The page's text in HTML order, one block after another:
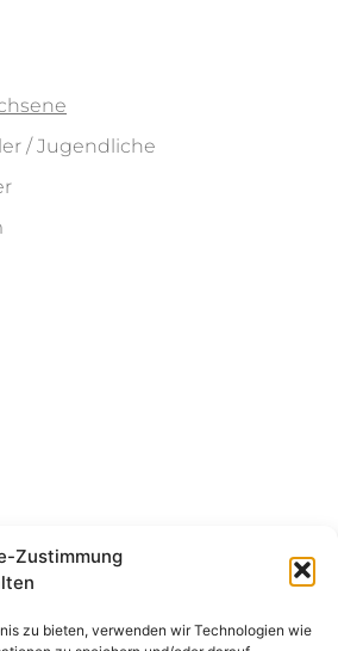
Zustimmung
zu bieten, verwenden wir Technologien wie
/ Jugendliche